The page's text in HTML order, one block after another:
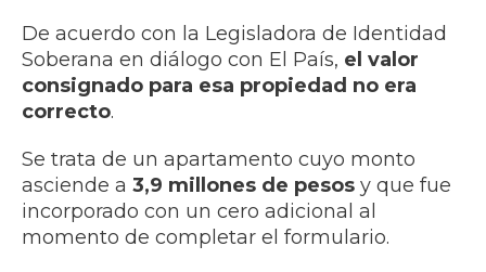
De acuerdo con la Legisladora de Identidad
Soberana en diálogo con El País, el valor
consignado para esa propiedad no era
correcto.
Se trata de un apartamento cuyo monto
asciende a 3,9 millones de pesos y que fue
incorporado con un cero adicional al
momento de completar el formulario.